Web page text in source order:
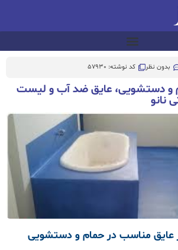
بدون نظر کد نوشته: 57930
و دستشویی، عایق ضد آب و لیست
نانو
عایق مناسب در حمام و دستشویی